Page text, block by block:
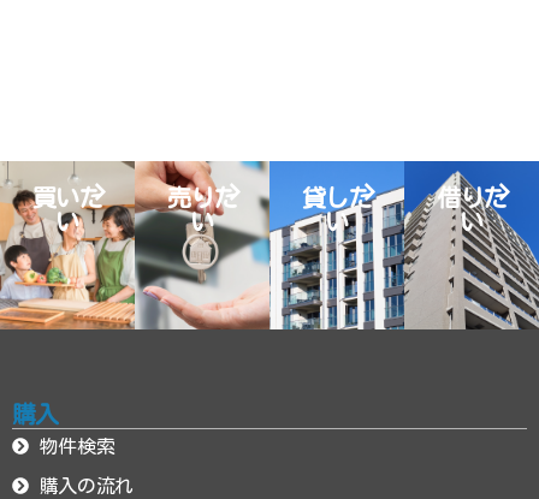
買いた
い
売りた
い
貸した
い
借りた
い
購入
物件検索
購入の流れ